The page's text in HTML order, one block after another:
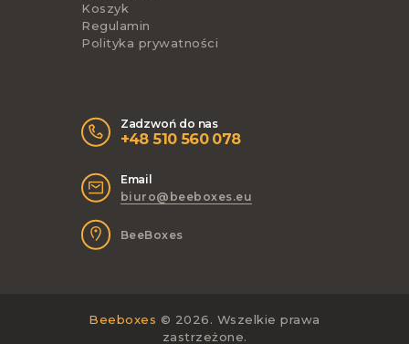
Koszyk
Regulamin
Polityka prywatności
Zadzwoń do nas
+48 510 560 078
Email
biuro@beeboxes.eu
BeeBoxes
Beeboxes © 2026. Wszelkie prawa
zastrzeżone.